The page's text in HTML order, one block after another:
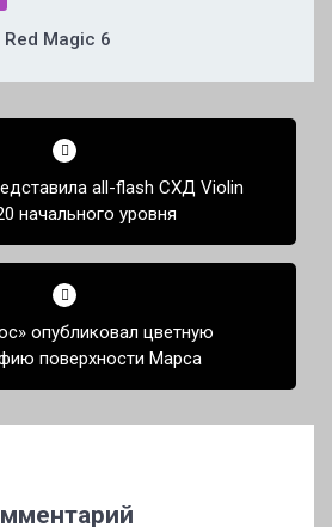
Red Magic 6
all-flash СХД Violin
начального уровня
опубликовал цветную
поверхности Марса